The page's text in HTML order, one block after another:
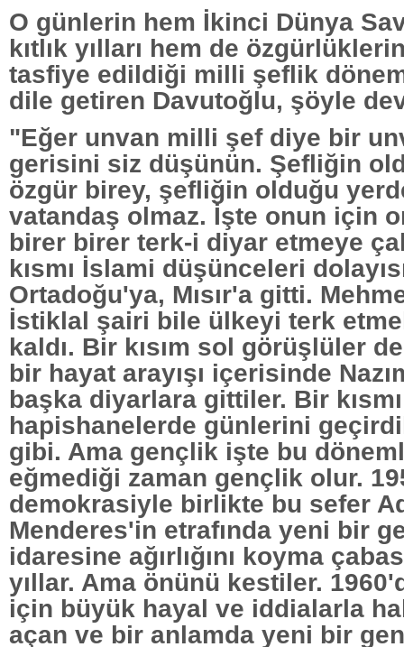
O günlerin hem İkinci Dünya
kıtlık yılları hem de
tasfiye edildiği milli şeflik
dile getiren Davutoğlu, şöyle
"Eğer unvan milli şef diye bir
gerisini siz düşünün. Şefliğin
özgür birey, şefliğin olduğu
vatandaş olmaz. İşte onun için
birer birer terk-i diyar etmeye
kısmı İslami düşünceleri
Ortadoğu'ya, Mısır'a gitti.
İstiklal şairi bile ülkeyi terk
kaldı. Bir kısım sol görüşlüler
bir hayat arayışı içerisinde
başka diyarlara gittiler. Bir kısmı
hapishanelerde günlerini
gibi. Ama gençlik işte bu
eğmediği zaman gençlik olur.
demokrasiyle birlikte bu sefer
Menderes'in etrafında yeni bir
idaresine ağırlığını koyma
yıllar. Ama önünü kestiler.
için büyük hayal ve iddialarla
açan ve bir anlamda yeni bir